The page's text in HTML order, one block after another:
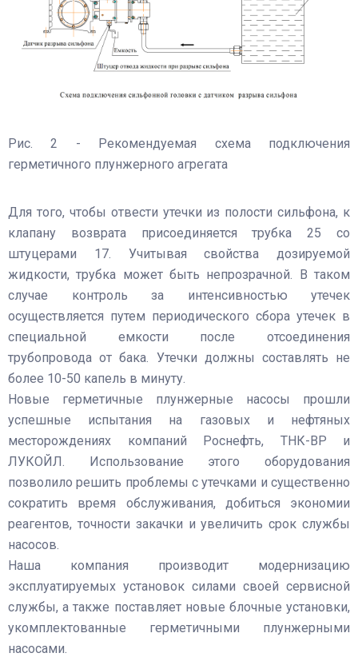
Рис. 2 - Рекомендуемая схема подключения
герметичного плунжерного агрегата
Для того, чтобы отвести утечки из полости сильфона, к
клапану возврата присоединяется трубка 25 со
штуцерами 17. Учитывая свойства дозируемой
жидкости, трубка может быть непрозрачной. В таком
случае контроль за интенсивностью утечек
осуществляется путем периодического сбора утечек в
специальной емкости после отсоединения
трубопровода от бака. Утечки должны составлять не
более 10-50 капель в минуту.
Новые герметичные плунжерные насосы прошли
успешные испытания на газовых и нефтяных
месторождениях компаний Роснефть, ТНК-ВР и
ЛУКОЙЛ. Использование этого оборудования
позволило решить проблемы с утечками и существенно
сократить время обслуживания, добиться экономии
реагентов, точности закачки и увеличить срок службы
насосов.
Наша компания производит модернизацию
эксплуатируемых установок силами своей сервисной
службы, а также поставляет новые блочные установки,
укомплектованные герметичными плунжерными
насосами.